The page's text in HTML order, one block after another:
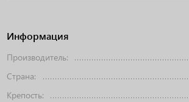
Информация
Производитель:
Страна:
Крепость: